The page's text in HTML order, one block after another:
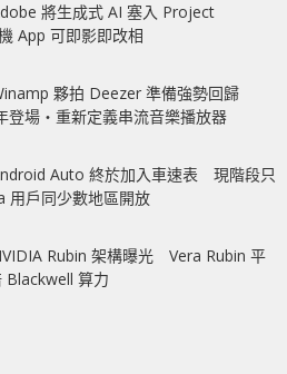
將生成式 AI 塞入 Project
App 可即影即改相
夥拍 Deezer 準備強勢回歸
登場‧重新定義串流音樂播放器
Auto 終於加入車速表 現階段只
用戶同少數地區開放
Rubin 架構曝光 Vera Rubin 平
Blackwell 算力